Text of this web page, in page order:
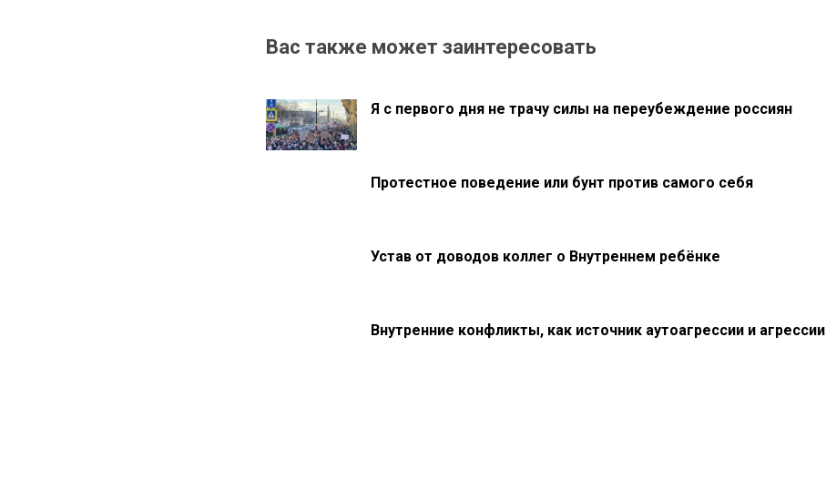
Вас также может заинтересовать
Я с первого дня не трачу силы на переубеждение россиян
Протестное поведение или бунт против самого себя
Устав от доводов коллег о Внутреннем ребёнке
Внутренние конфликты, как источник аутоагрессии и агрессии